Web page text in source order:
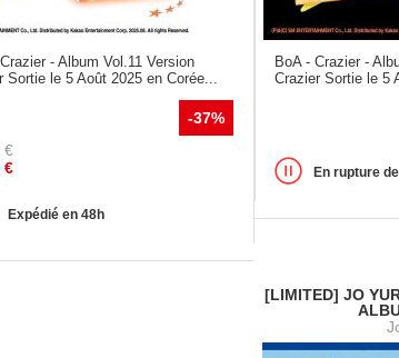
- Album Vol.11 Version
Sortie le 5 Août 2025 en Corée...
-37%
€
€
Expédié en 48h
BoA - Crazier -
Crazier Sortie le 5
En rupture
[LIMITED] JO